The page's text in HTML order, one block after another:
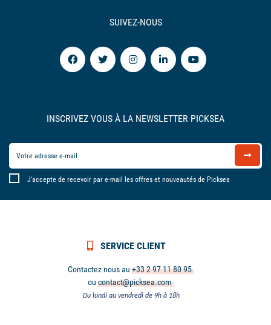
SUIVEZ-NOUS
INSCRIVEZ VOUS À LA NEWSLETTER PICKSEA
J'accepte de recevoir par e-mail les offres et nouveautés de Picksea
SERVICE CLIENT
Contactez nous au +33 2 97 11 80 95
ou contact@picksea.com
Du lundi au vendredi de 9h à 18h